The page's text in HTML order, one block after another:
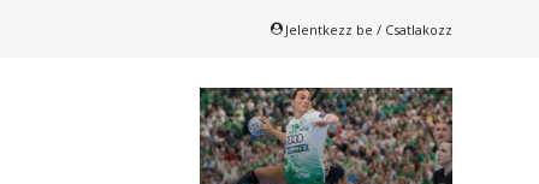
Jelentkezz be / Csatlakozz